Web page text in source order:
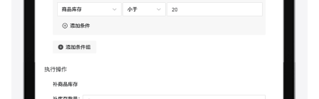
热卖商品自动置顶/自动设置送礼专区/高价值客户自动解密